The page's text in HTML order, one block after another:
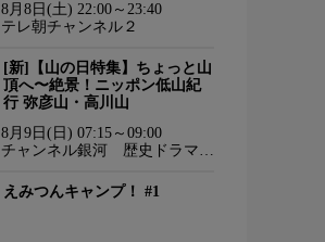
8月8日(土) 22:00～23:40
テレ朝チャンネル２
[新]【山の日特集】ちょっと山
頂へ〜絶景！ニッポン低山紀
行 弥彦山・高川山
8月9日(日) 07:15～09:00
チャンネル銀河 歴史ドラマ・
えみつんキャンプ！ #1